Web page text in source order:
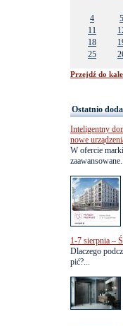
4
5
11
18
25
Przejdź do
Ostatnio
Inteligentny
nowe
W ofercie
zaawansowane...
1-7 sierpnia –
Dlaczego
pić?...